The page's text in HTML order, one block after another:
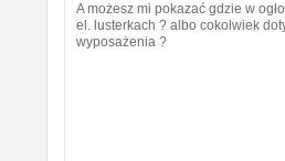
A możesz mi pokazać gdzie w
el. lusterkach ? albo cokolwiek
wyposażenia ?